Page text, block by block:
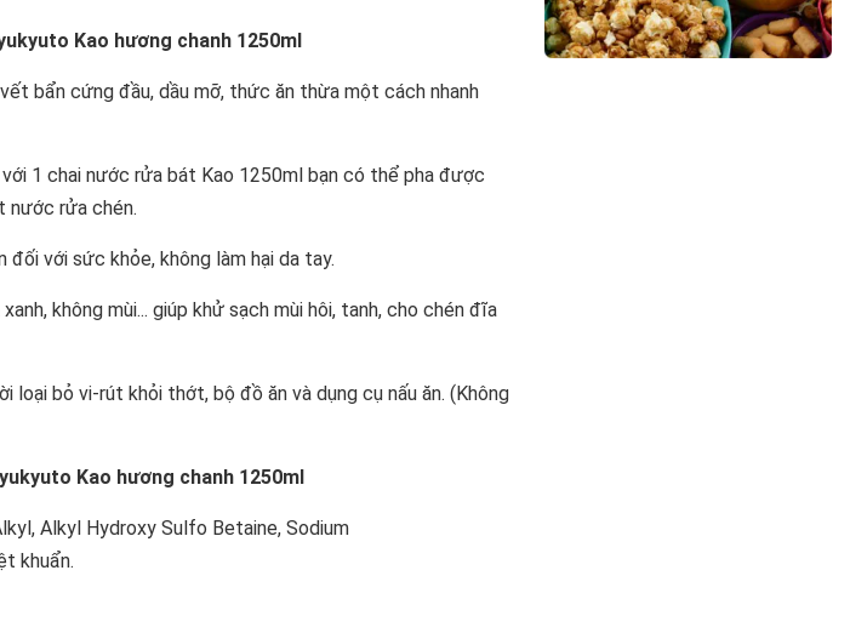
Kao hương chanh 1250ml
bẩn cứng đầu, dầu mỡ, thức ăn thừa một cách nhanh
1 chai nước rửa bát Kao 1250ml bạn có thể pha được
nước rửa chén.
với sức khỏe, không làm hại da tay.
không mùi... giúp khử sạch mùi hôi, tanh, cho chén đĩa
bỏ vi-rút khỏi thớt, bộ đồ ăn và dụng cụ nấu ăn. (Không
Kao hương chanh 1250ml
Alkyl Hydroxy Sulfo Betaine, Sodium
khuẩn.